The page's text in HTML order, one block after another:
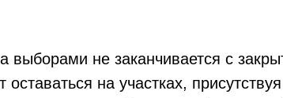
выборами не заканчивается с
на участках,